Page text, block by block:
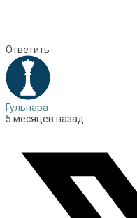
Ответить
Гульнара
5 месяцев назад